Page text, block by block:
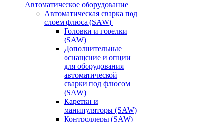
Автоматическое оборудование
Автоматическая сварка под
слоем флюса (SAW)
Головки и горелки
(SAW)
Дополнительные
оснащение и опции
для оборудования
автоматической
сварки под флюсом
(SAW)
Каретки и
манипуляторы (SAW)
Контроллеры (SAW)